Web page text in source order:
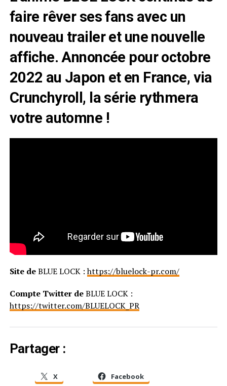
faire rêver ses fans avec un
nouveau trailer et une nouvelle
affiche. Annoncée pour octobre
2022 au Japon et en France, via
Crunchyroll, la série rythmera
votre automne !
Site deBLUE LOCK :https://bluelock-pr.com/
Compte Twitter deBLUE LOCK :
https://twitter.com/BLUELOCK_PR
Partager :
X Facebook